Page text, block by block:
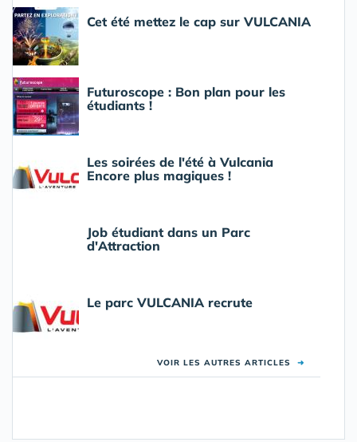
Cet été mettez le cap sur VULCANIA
Futuroscope : Bon plan pour les
étudiants !
Les soirées de l'été à Vulcania
Encore plus magiques !
Job étudiant dans un Parc
d'Attraction
Le parc VULCANIA recrute
VOIR LES AUTRES ARTICLES ➜